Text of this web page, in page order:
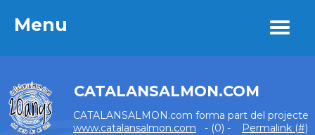
Menu
CATALANSALMON.COM
CATALANSALMON.com forma part del projecte
www.catalansalmon.com - (0) - Permalink (#)
Menu